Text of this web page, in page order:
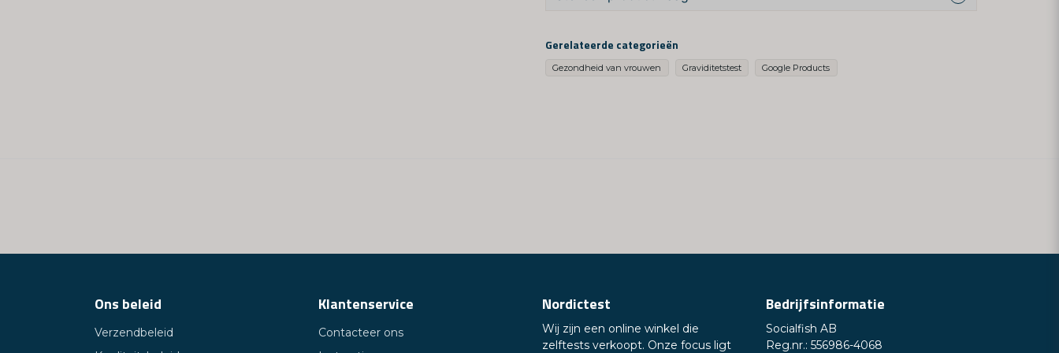
Vraag ons iets over dit product ...
Stuur een vraag
Gerelateerde categorieën
Gezondheid van vrouwen Graviditetstest Google Products
Ons beleid
Verzendbeleid
Klantenservice
Contacteer ons
Nordictest
Wij zijn een online winkel die
zelftests verkoopt. Onze focus ligt
Bedrijfsinformatie
Socialfish AB
Reg.nr.: 556986-4068